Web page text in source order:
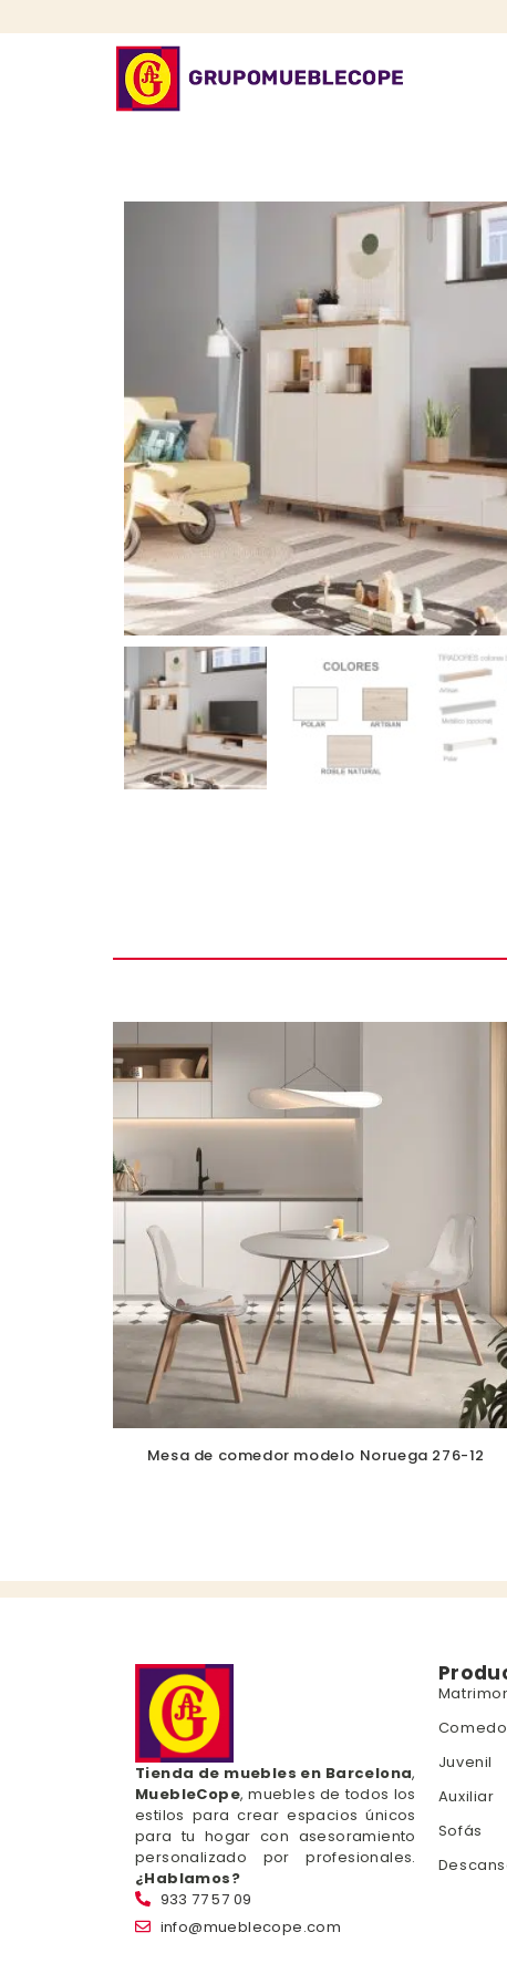
Mesa de comedor modelo Noruega 276-12
Tienda de muebles en Barcelona,
MuebleCope, muebles de todos los
estilos para crear espacios únicos
para tu hogar con asesoramiento
personalizado por profesionales.
¿Hablamos?
933 77 57 09
info@mueblecope.com
Juvenil
Auxiliar
Sofás